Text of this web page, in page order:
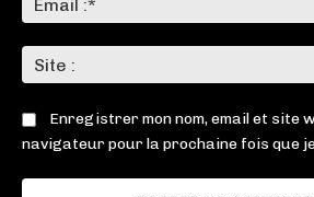
Enregistrer mon nom, email et site
navigateur pour la prochaine fois que